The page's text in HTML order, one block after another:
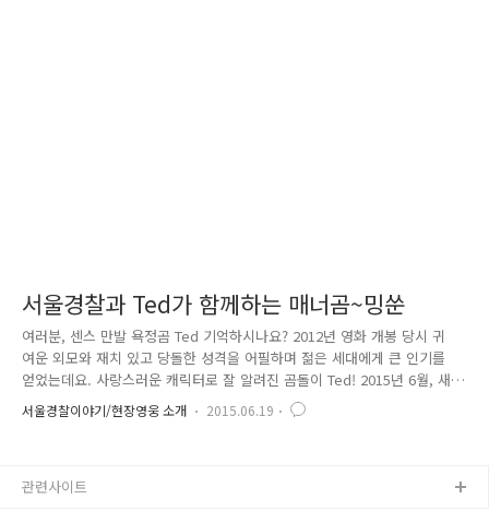
서울경찰과 Ted가 함께하는 매너곰~밍쑨
여러분, 센스 만발 욕정곰 Ted 기억하시나요? 2012년 영화 개봉 당시 귀
여운 외모와 재치 있고 당돌한 성격을 어필하며 젊은 세대에게 큰 인기를
얻었는데요. 사랑스러운 캐릭터로 잘 알려진 곰돌이 Ted! 2015년 6월, 새
롭게 국내 팬들을 만나러 한국에 상륙한다고 합니다. 재미와 웃음으로 따
뜻함을 선물한 Ted가 이번엔 어떤 모습을 보여줄지 벌써 기대가 되는데요.
성범죄 예방 프로젝트 'Ted 처럼 매너 지키기 - 곰곰곰' 이벤트! Ted가 '하
서울경찰이야기/현장영웅 소개 2015.06.19
관련사이트